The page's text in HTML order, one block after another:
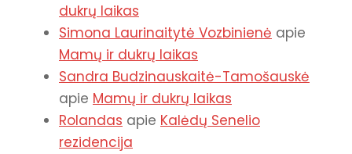
dukrų laikas
Simona Laurinaitytė Vozbinienė apie
Mamų ir dukrų laikas
Sandra Budzinauskaitė-Tamošauskė
apie Mamų ir dukrų laikas
Rolandas apie Kalėdų Senelio
rezidencija